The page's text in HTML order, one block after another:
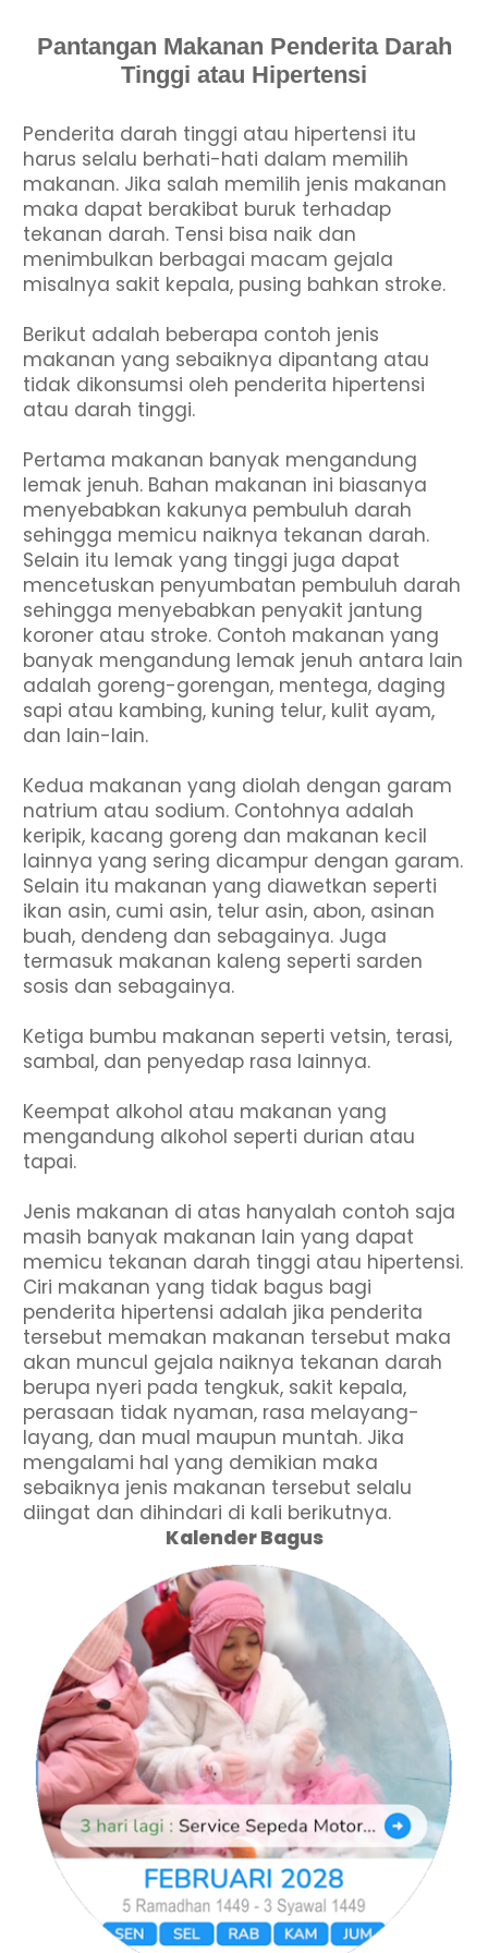
Pantangan Makanan Penderita Darah
Tinggi atau Hipertensi
Penderita darah tinggi atau hipertensi itu
harus selalu berhati-hati dalam memilih
makanan. Jika salah memilih jenis makanan
maka dapat berakibat buruk terhadap
tekanan darah. Tensi bisa naik dan
menimbulkan berbagai macam gejala
misalnya sakit kepala, pusing bahkan stroke.
Berikut adalah beberapa contoh jenis
makanan yang sebaiknya dipantang atau
tidak dikonsumsi oleh penderita hipertensi
atau darah tinggi.
Pertama makanan banyak mengandung
lemak jenuh. Bahan makanan ini biasanya
menyebabkan kakunya pembuluh darah
sehingga memicu naiknya tekanan darah.
Selain itu lemak yang tinggi juga dapat
mencetuskan penyumbatan pembuluh darah
sehingga menyebabkan penyakit jantung
koroner atau stroke. Contoh makanan yang
banyak mengandung lemak jenuh antara lain
adalah goreng-gorengan, mentega, daging
sapi atau kambing, kuning telur, kulit ayam,
dan lain-lain.
Kedua makanan yang diolah dengan garam
natrium atau sodium. Contohnya adalah
keripik, kacang goreng dan makanan kecil
lainnya yang sering dicampur dengan garam.
Selain itu makanan yang diawetkan seperti
ikan asin, cumi asin, telur asin, abon, asinan
buah, dendeng dan sebagainya. Juga
termasuk makanan kaleng seperti sarden
sosis dan sebagainya.
Ketiga bumbu makanan seperti vetsin, terasi,
sambal, dan penyedap rasa lainnya.
Keempat alkohol atau makanan yang
mengandung alkohol seperti durian atau
tapai.
Jenis makanan di atas hanyalah contoh saja
masih banyak makanan lain yang dapat
memicu tekanan darah tinggi atau hipertensi.
Ciri makanan yang tidak bagus bagi
penderita hipertensi adalah jika penderita
tersebut memakan makanan tersebut maka
akan muncul gejala naiknya tekanan darah
berupa nyeri pada tengkuk, sakit kepala,
perasaan tidak nyaman, rasa melayang-
layang, dan mual maupun muntah. Jika
mengalami hal yang demikian maka
sebaiknya jenis makanan tersebut selalu
diingat dan dihindari di kali berikutnya.
Kalender Bagus